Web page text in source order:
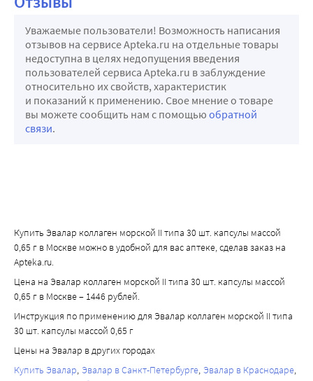
Уважаемые пользователи! Возможность написания
отзывов на сервисе Apteka.ru на отдельные товары
недоступна в целях недопущения введения
пользователей сервиса Apteka.ru в заблуждение
относительно их свойств, характеристик
и показаний к применению. Свое мнение о товаре
вы можете сообщить нам с помощью обратной
связи.
Купить Эвалар коллаген морской II типа 30 шт. капсулы массой
0,65 г в Москве можно в удобной для вас аптеке, сделав заказ на
Apteka.ru.
Цена на Эвалар коллаген морской II типа 30 шт. капсулы массой
0,65 г в Москве – 1446 рублей.
Инструкция по применению для Эвалар коллаген морской II типа
30 шт. капсулы массой 0,65 г
Цены на Эвалар в других городах
Купить Эвалар Эвалар в Санкт-Петербурге Эвалар в Краснодаре